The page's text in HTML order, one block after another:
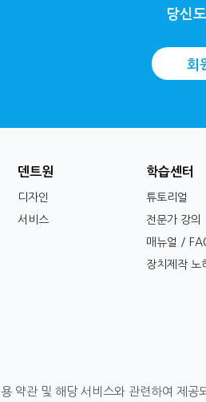
당신
회
덴트원
디자인
서비스
학습센터
튜토리얼
전문가 강의
매뉴얼 /
장치제작 노
관 및 해당 서비스와 관련하여 제공